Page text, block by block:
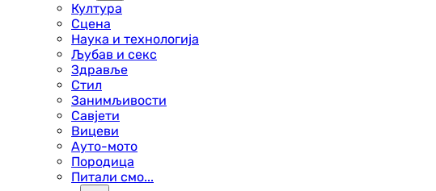
Култура
Сцена
Наука и технологија
Љубав и секс
Здравље
Стил
Занимљивости
Савјети
Вицеви
Ауто-мото
Породица
Питали смо...